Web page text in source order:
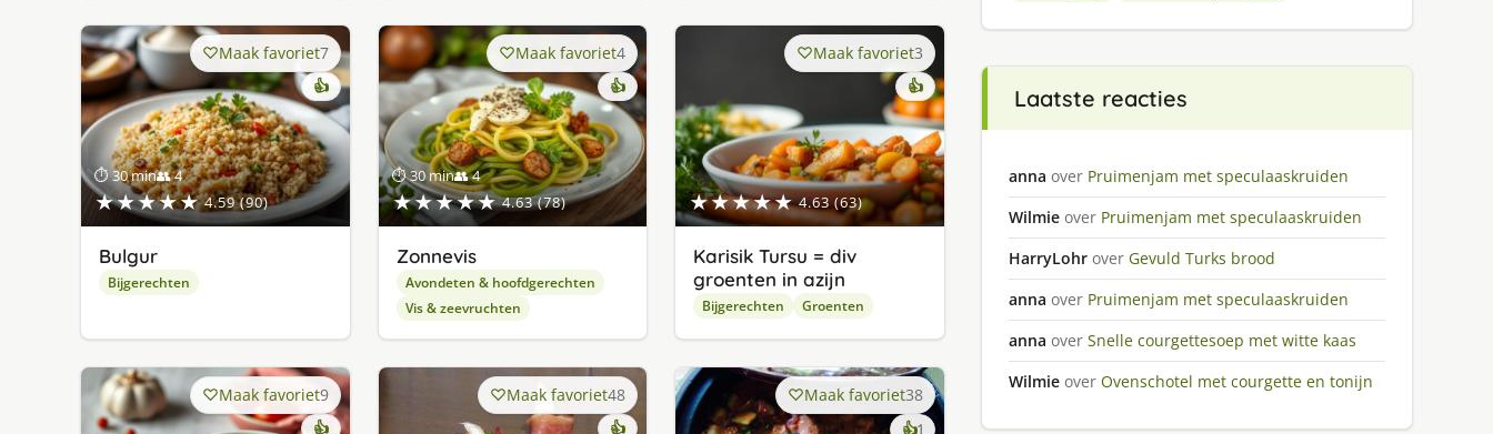
⏱ 30 min👥 4
★★★★★ 4.59 (90)
Maak favoriet7
👍
Bulgur
Bijgerechten
⏱ 30 min👥 4
★★★★★ 4.63 (78)
Maak favoriet4
👍
Zonnevis
Avondeten & hoofdgerechten
Vis & zeevruchten
★★★★★ 4.63 (63)
Maak favoriet3
👍
Karisik Tursu = div
groenten in azijn
Bijgerechten Groenten
Maak favoriet9
👍
Maak favoriet48
👍
Maak favoriet38
keer
Laatste reacties
anna over Pruimenjam met speculaaskruiden
Wilmie over Pruimenjam met speculaaskruiden
HarryLohr over Gevuld Turks brood
anna over Pruimenjam met speculaaskruiden
anna over Snelle courgettesoep met witte kaas
Wilmie over Ovenschotel met courgette en tonijn